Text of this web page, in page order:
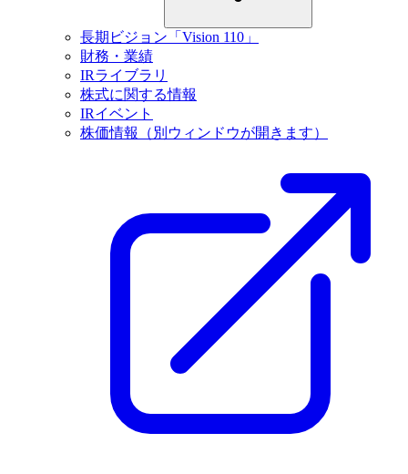
長期ビジョン「Vision 110」
財務・業績
IRライブラリ
株式に関する情報
IRイベント
株価情報
（別ウィンドウが開きます）